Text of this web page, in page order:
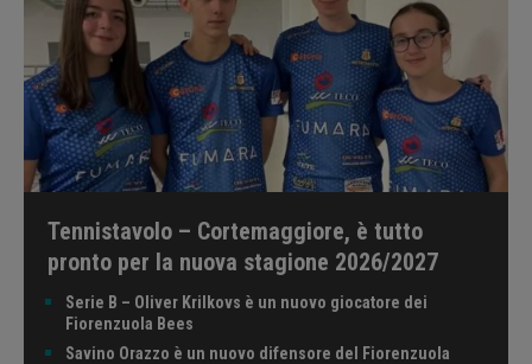
Tennistavolo – Cortemaggiore, è tutto
pronto per la nuova stagione 2026/2027
Serie B – Oliver Krilkovs è un nuovo giocatore dei
Fiorenzuola Bees
Savino Orazzo è un nuovo difensore del Fiorenzuola